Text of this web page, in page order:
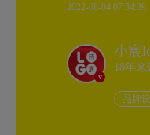
2022-08-04 07:54:39
v
小宸
18年
品牌